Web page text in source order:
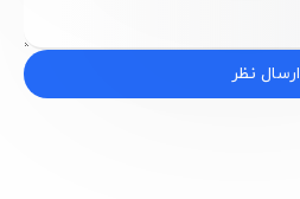
ارسال نظر